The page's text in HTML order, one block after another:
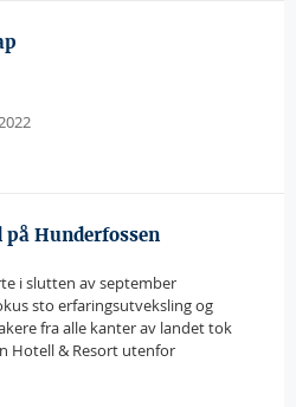
på Hunderfossen
i slutten av september
sto erfaringsutveksling og
fra alle kanter av landet tok
Hotell & Resort utenfor